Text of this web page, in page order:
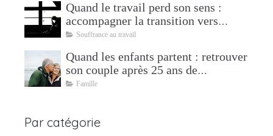
Quand le travail perd son sens :
accompagner la transition vers
l'après
Souffrance au travail
Quand les enfants partent : retrouver
son couple après 25 ans de
parentalité
Famille
Par catégorie